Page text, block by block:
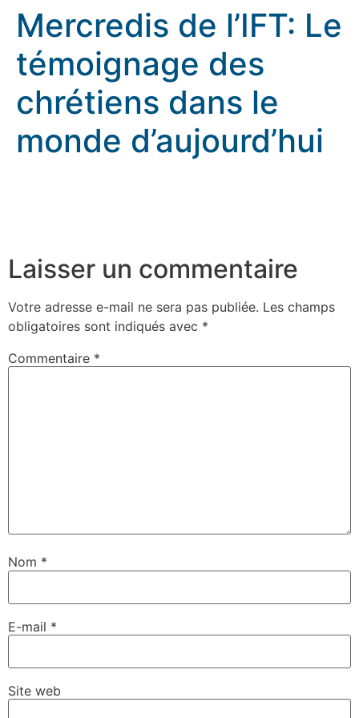
Mercredis de l’IFT: Le
témoignage des
chrétiens dans le
monde d’aujourd’hui
Laisser un commentaire
Votre adresse e-mail ne sera pas publiée. Les champs
obligatoires sont indiqués avec *
Commentaire *
Nom *
E-mail *
Site web